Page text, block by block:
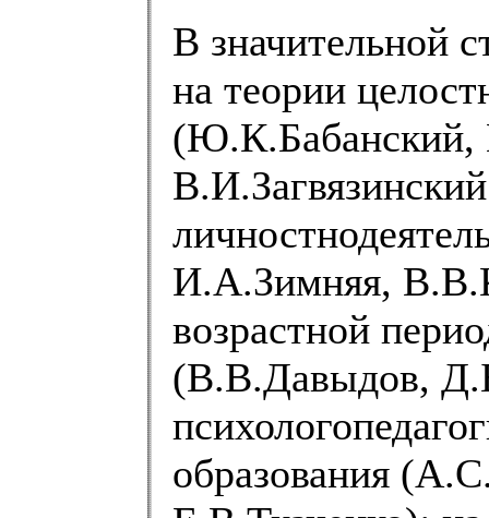
В значительной
на теории
И.А.Зимняя,
возрастной
(В.В.Давыдов,
образования